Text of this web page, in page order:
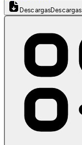
DescargasDescargas